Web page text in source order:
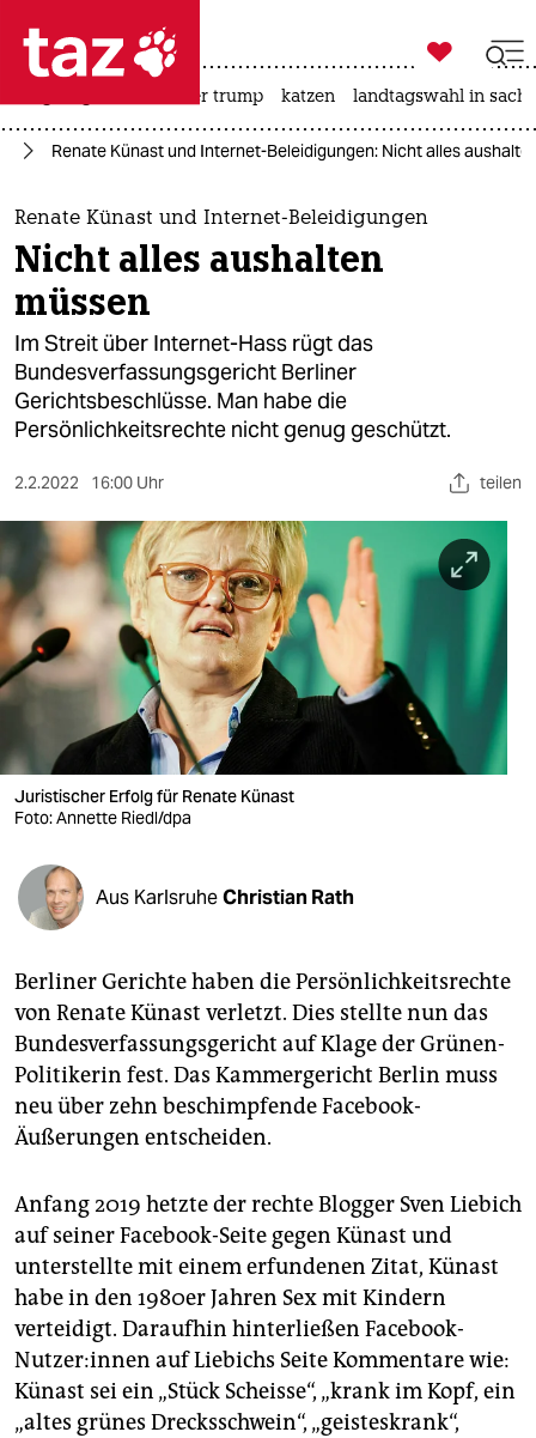
 taz zahl ich
taz zahl ich
themen
politik
öko
gesellschaft
kultur
sport
berlin
nord
wahrheit
verlag
verlag
veranstaltungen
fragen & hilfe
unterstützen
abo
genossenschaft
epaper login

taz zahl ich
usa unter trump katzen landtagswahl in
Renate Künast und Internet-Beleidigungen: Nicht alles
Renate Künast und Internet-Beleidigungen
Nicht alles aushalten
müssen
Im Streit über Internet-Hass rügt das
Bundesverfassungsgericht Berliner
Gerichtsbeschlüsse. Man habe die
Persönlichkeitsrechte nicht genug geschützt.
2.2.2022 16:00 Uhr teilen
Juristischer Erfolg für Renate Künast
Foto: Annette Riedl/dpa
Aus KarlsruheChristian Rath
Berliner Gerichte haben die Persönlichkeitsrechte
von Renate Künast verletzt. Dies stellte nun das
Bundesverfassungsgericht auf Klage der Grünen-
Politikerin fest. Das Kammergericht Berlin muss
neu über zehn beschimpfende Facebook-
Äußerungen entscheiden.
Anfang 2019 hetzte der rechte Blogger Sven Liebich
auf seiner Facebook-Seite gegen Künast und
unterstellte mit einem erfundenen Zitat, Künast
habe in den 1980er Jahren Sex mit Kindern
verteidigt. Daraufhin hinterließen Facebook-
Nutzer:innen auf Liebichs Seite Kommentare wie:
Künast sei ein „Stück Scheisse“, „krank im Kopf, ein
„altes grünes Drecksschwein“, „geisteskrank“,